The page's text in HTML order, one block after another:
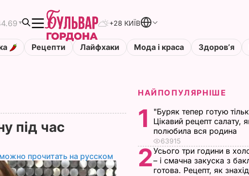
+28 КИЇВ
Рецепти Лайфхаки Мода і краса Здоровʼя
під час
прочитать на русском
НАЙПОПУЛЯРНІШЕ
1
"Буряк тепер готую
Цікавий рецепт салату,
полюбила вся родина
63915
2Усього три години в
– і смачна закуска з
готова. Рецепт, як